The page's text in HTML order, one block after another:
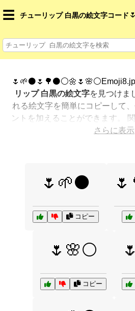
☰ チューリップ 白黒の絵文字コード
リップ 白黒の絵文字を見つけま
れる絵文字を簡単にコピーして
ントを加えることができます。
気のある順に表示しました。さ
さらに表示
🌷🌱⚫
コピー
🌷🌸⚪
コピー